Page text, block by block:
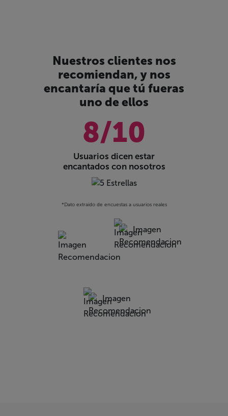
Nuestros clientes nos
recomiendan, y nos
encantaría que tú fueras
uno de ellos
8/10
Usuarios dicen estar
encantados con nosotros
*Dato extraido de encuestas a usuarios reales